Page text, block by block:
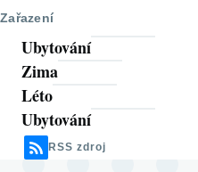
Zařazení
Ubytování
Zima
Léto
Ubytování
RSS zdroj